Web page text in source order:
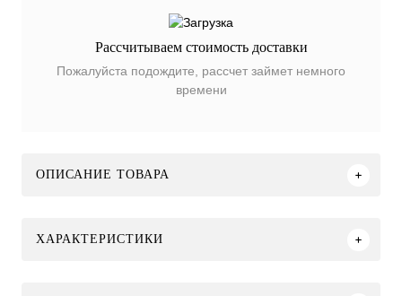
Рассчитываем стоимость доставки
Пожалуйста подождите, рассчет займет немного
времени
ОПИСАНИЕ ТОВАРА
ХАРАКТЕРИСТИКИ